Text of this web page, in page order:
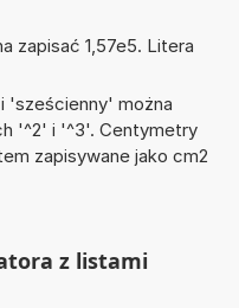
zapisać 1,57e5. Litera
'sześcienny' można
'^2' i '^3'. Centymetry
zapisywane jako cm2
z listami